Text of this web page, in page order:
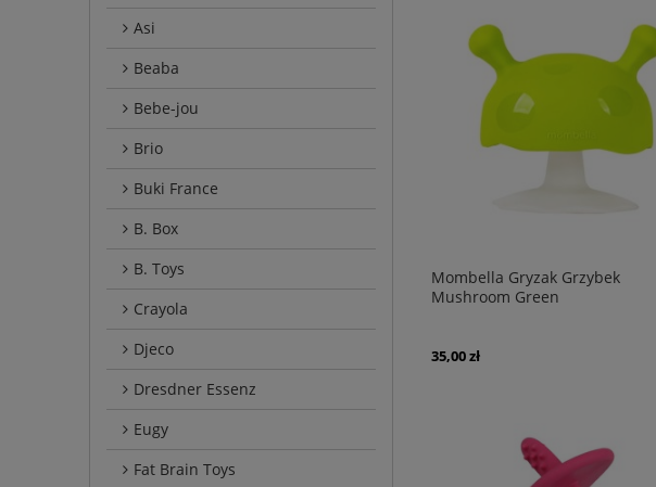
Asi
Beaba
Bebe-jou
Brio
Buki France
B. Box
B. Toys
Crayola
Djeco
Dresdner Essenz
Eugy
Fat Brain Toys
Mombella Gryzak Grzybek
Mushroom Green
35,00 zł